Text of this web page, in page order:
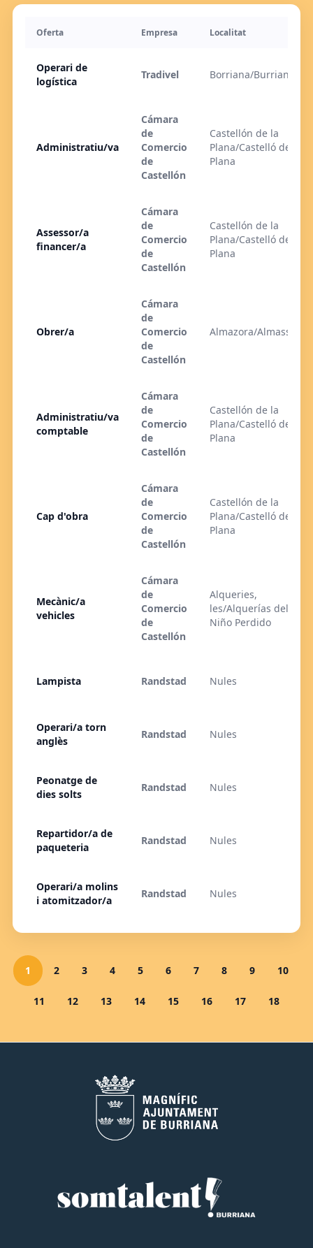
Oferta Empresa Localitat
Operari de
logística
Tradivel Borriana/Burriana
Administratiu/va
Cámara
de
Comercio
de
Castellón
Castellón de la
Plana/Castelló de la
Plana
Assessor/a
financer/a
Cámara
de
Comercio
de
Castellón
Castellón de la
Plana/Castelló de la
Plana
Obrer/a
Cámara
de
Comercio
de
Castellón
Almazora/Almassora
Administratiu/va
comptable
Cámara
de
Comercio
de
Castellón
Castellón de la
Plana/Castelló de la
Plana
Cap d'obra
Cámara
de
Comercio
de
Castellón
Castellón de la
Plana/Castelló de la
Plana
Mecànic/a
vehicles
Cámara
de
Comercio
de
Castellón
Alqueries,
les/Alquerías del
Niño Perdido
Lampista Randstad Nules
Operari/a torn
anglès
Randstad Nules
Peonatge de
dies solts
Randstad Nules
Repartidor/a de
paqueteria
Randstad Nules
Operari/a molins
i atomitzador/a
Randstad Nules
1 2 3 4 5 6 7 8 9 10
11 12 13 14 15 16 17 18